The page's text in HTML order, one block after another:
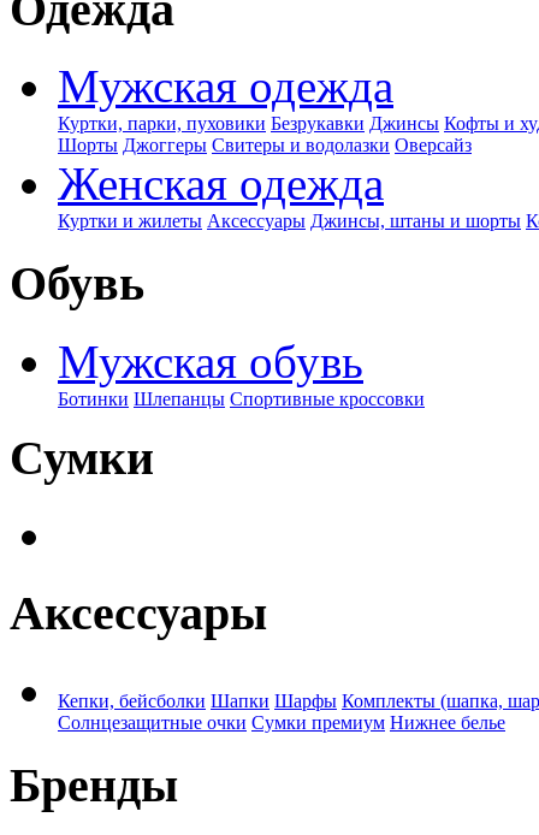
Мужская одежда
Куртки, парки, пуховики Безрукавки Джинсы Кофты и
Шорты Джоггеры Свитеры и водолазки Оверсайз
Женская одежда
Куртки и жилеты Аксессуары Джинсы, штаны и шорты
Обувь
Мужская обувь
Ботинки Шлепанцы Спортивные кроссовки
Сумки
Аксессуары
Кепки, бейсболки Шапки Шарфы Комплекты (шапка,
Солнцезащитные очки Сумки премиум Нижнее белье
Бренды